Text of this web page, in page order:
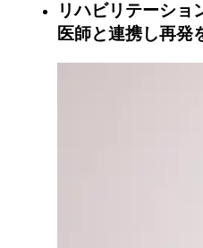
リハビリテーショ
医師と連携し再発